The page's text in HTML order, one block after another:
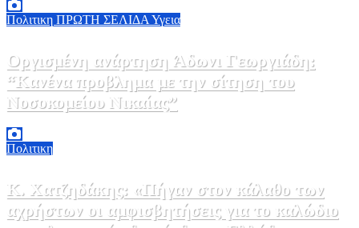
Πολιτικη ΠΡΩΤΗ ΣΕΛΙΔΑ Υγεια
Οργισμένη ανάρτηση Άδωνι Γεωργιάδη:
“Κανένα προβλημα με την σίτηση του
Νοσοκομείου Νικαίας”
Πολιτικη
Κ. Χατζηδάκης: «Πήγαν στον κάλαθο των
αχρήστων οι αμφισβητήσεις για το καλώδιο